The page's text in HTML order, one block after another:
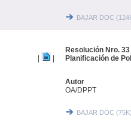
BAJAR DOC
Resolución Nro.
Planificación de
Autor
OA/DPPT
BAJAR DOC (75K)